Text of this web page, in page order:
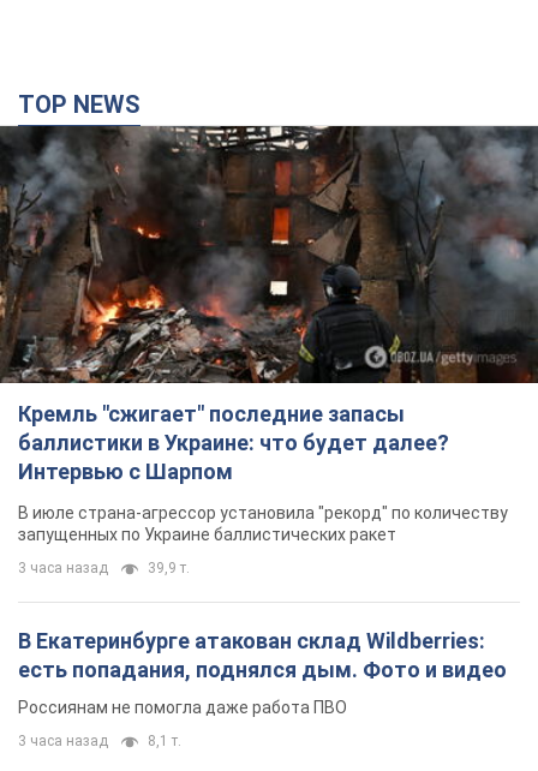
TOP NEWS
Кремль "сжигает" последние запасы
баллистики в Украине: что будет далее?
Интервью с Шарпом
В июле страна-агрессор установила "рекорд" по количеству
запущенных по Украине баллистических ракет
3 часа назад 39,9 т.
В Екатеринбурге атакован склад Wildberries:
есть попадания, поднялся дым. Фото и видео
Россиянам не помогла даже работа ПВО
3 часа назад 8,1 т.